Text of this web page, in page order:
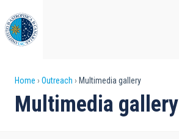
to
main
content
Breadcrumb
Home Outreach Multimedia gallery
Multimedia gallery